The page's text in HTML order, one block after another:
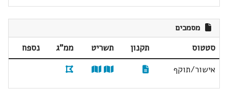
מסמכים
סטטוס תקנון תשריט ממ"ג
נספח
אישור/תוקף